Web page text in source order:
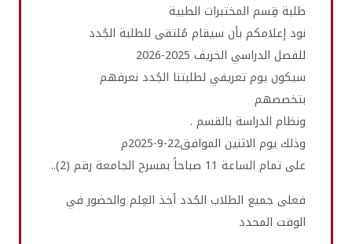
طلبة قِسم المختبرات الطبية
نود إعلامكم بأن سيقام مُلتقى للطلبة الجُدد
للفصل الدراسي الخريف 2025-2026
سيكون يوم تعريفي لطلبتنا الجُدد نعرفهم
بتخصصهم
ونظام الدراسة بالقسم .
وذلك يوم الاثنين الموافق22-9-2025م
على تمام الساعة 11 صباحاً بمسرح الجامعة رقم (2)..
فعلى جميع الطلاب الجُدد أخذ العِلم والحضور في
الوقت المحدد